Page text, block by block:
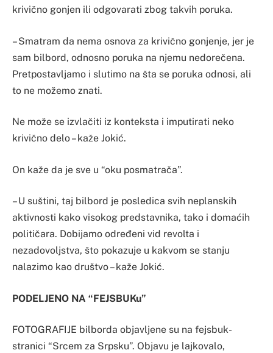
krivično gonjen ili odgovarati zbog takvih poruka.
– Smatram da nema osnova za krivično gonjenje, jer je
sam bilbord, odnosno poruka na njemu nedorečena.
Pretpostavljamo i slutimo na šta se poruka odnosi, ali
to ne možemo znati.
Ne može se izvlačiti iz konteksta i imputirati neko
krivično delo – kaže Jokić.
On kaže da je sve u “oku posmatrača”.
– U suštini, taj bilbord je posledica svih neplanskih
aktivnosti kako visokog predstavnika, tako i domaćih
političara. Dobijamo određeni vid revolta i
nezadovoljstva, što pokazuje u kakvom se stanju
nalazimo kao društvo – kaže Jokić.
PODELJENO NA “FEJSBUKu”
FOTOGRAFIJE bilborda objavljene su na fejsbuk-
stranici “Srcem za Srpsku”. Objavu je lajkovalo,